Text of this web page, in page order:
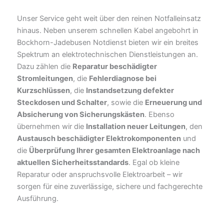
Unser Service geht weit über den reinen Notfalleinsatz
hinaus. Neben unserem schnellen Kabel angebohrt in
Bockhorn-Jadebusen Notdienst bieten wir ein breites
Spektrum an elektrotechnischen Dienstleistungen an.
Dazu zählen die Reparatur beschädigter
Stromleitungen, die Fehlerdiagnose bei
Kurzschlüssen, die Instandsetzung defekter
Steckdosen und Schalter, sowie die Erneuerung und
Absicherung von Sicherungskästen. Ebenso
übernehmen wir die Installation neuer Leitungen, den
Austausch beschädigter Elektrokomponenten und
die Überprüfung Ihrer gesamten Elektroanlage nach
aktuellen Sicherheitsstandards. Egal ob kleine
Reparatur oder anspruchsvolle Elektroarbeit – wir
sorgen für eine zuverlässige, sichere und fachgerechte
Ausführung.